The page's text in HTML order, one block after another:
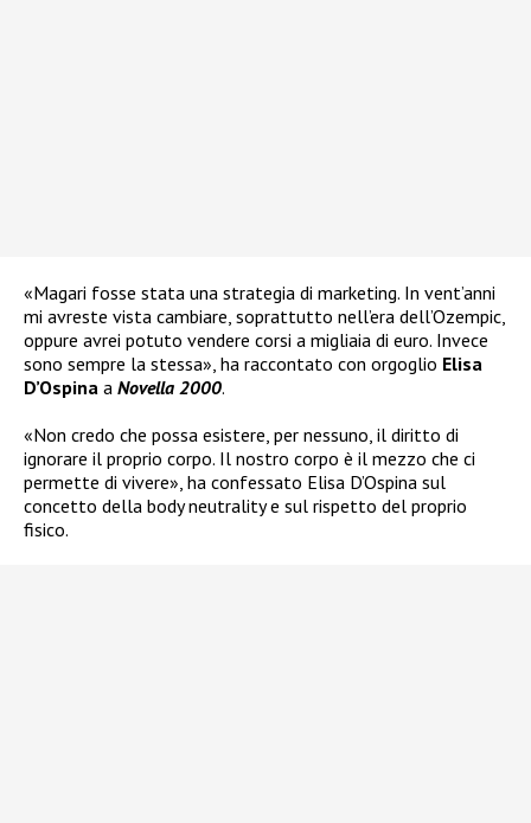
«Magari fosse stata una strategia di marketing. In vent’anni
mi avreste vista cambiare, soprattutto nell’era dell’Ozempic,
oppure avrei potuto vendere corsi a migliaia di euro. Invece
sono sempre la stessa», ha raccontato con orgoglio Elisa
D’Ospina a Novella 2000.
«Non credo che possa esistere, per nessuno, il diritto di
ignorare il proprio corpo. Il nostro corpo è il mezzo che ci
permette di vivere», ha confessato Elisa D’Ospina sul
concetto della body neutrality e sul rispetto del proprio
fisico.